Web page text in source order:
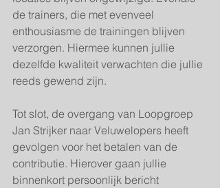
de trainers, die met evenveel
enthousiasme de trainingen blijven
verzorgen. Hiermee kunnen jullie
dezelfde kwaliteit verwachten die jullie
reeds gewend zijn.
Tot slot, de overgang van Loopgroep
Jan Strijker naar Veluwelopers heeft
gevolgen voor het betalen van de
contributie. Hierover gaan jullie
binnenkort persoonlijk bericht